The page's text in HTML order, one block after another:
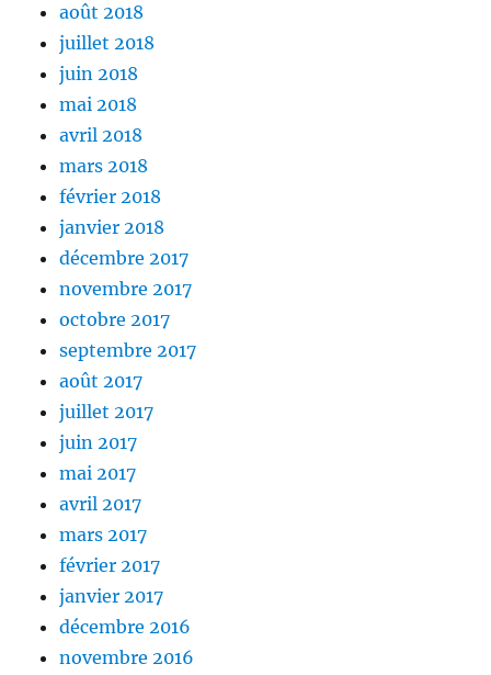
août 2018
juillet 2018
juin 2018
mai 2018
avril 2018
mars 2018
février 2018
janvier 2018
décembre 2017
novembre 2017
octobre 2017
septembre 2017
août 2017
juillet 2017
juin 2017
mai 2017
avril 2017
mars 2017
février 2017
janvier 2017
décembre 2016
novembre 2016